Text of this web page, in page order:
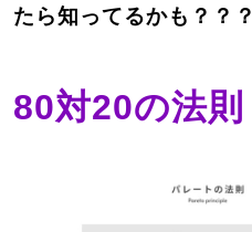
たら知ってるかも？？？
80対20の法則